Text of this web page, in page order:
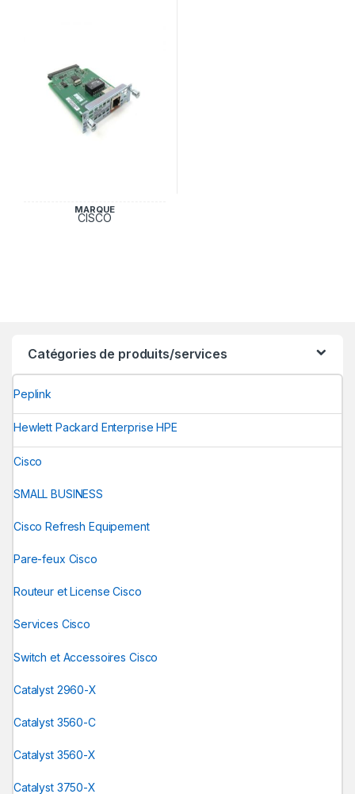
MARQUE
CISCO
Catégories de produits/services
Peplink
Hewlett Packard Enterprise HPE
Cisco
SMALL BUSINESS
Cisco Refresh Equipement
Pare-feux Cisco
Routeur et License Cisco
Services Cisco
Switch et Accessoires Cisco
Catalyst 2960-X
Catalyst 3560-C
Catalyst 3560-X
Catalyst 3750-X